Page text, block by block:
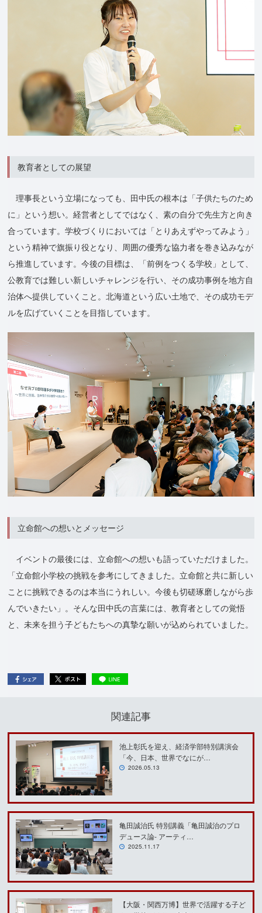
教育者としての展望
理事長という立場になっても、田中氏の根本は「子供たちのため
に」という想い。経営者としてではなく、素の自分で先生方と向き
合っています。学校づくりにおいては「とりあえずやってみよう」
という精神で旗振り役となり、周囲の優秀な協力者を巻き込みなが
ら推進しています。今後の目標は、「前例をつくる学校」として、
公教育では難しい新しいチャレンジを行い、その成功事例を地方自
治体へ提供していくこと。北海道という広い土地で、その成功モデ
ルを広げていくことを目指しています。
立命館への想いとメッセージ
イベントの最後には、立命館への想いも語っていただけました。
「立命館小学校の挑戦を参考にしてきました。立命館と共に新しい
ことに挑戦できるのは本当にうれしい。今後も切磋琢磨しながら歩
んでいきたい」。そんな田中氏の言葉には、教育者としての覚悟
と、未来を担う子どもたちへの真摯な願いが込められていました。
関連記事
池上彰氏を迎え、経済学部特別講演会
「今、日本、世界でなにが…
2026.05.13
亀田誠治氏 特別講義「亀田誠治のプロ
デュース論- アーティ…
2025.11.17
【大阪・関西万博】世界で活躍する子ど